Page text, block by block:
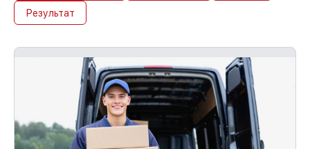
Результат